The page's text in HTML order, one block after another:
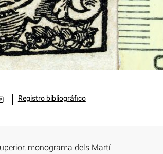
Registro bibliográfico
monograma dels Martí